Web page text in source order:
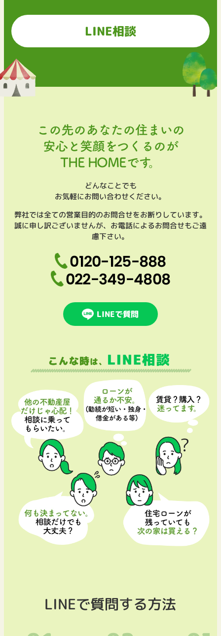
LINE相談
この先のあなたの住まいの
安心と笑顔をつくるのが
THE HOMEです。
どんなことでも
お気軽にお問い合わせください。
弊社では全ての営業目的のお問合せをお断りしています。
誠に申し訳ございませんが、お電話によるお問合せもご遠
慮下さい。
0120-125-888
022-349-4808
LINEで質問
LINEで質問する方法